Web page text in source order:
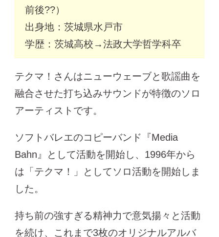
前後??）
出身地：茨城県水戸市
学歴：茨城高校→法政大学哲学科卒
テクマ！さんはニューウェーブと歌謡曲を
融合させた打ち込みサウンドが特徴のソロ
アーティストです。
ソフトバレエのコピーバンド『Media
Bahn』として活動を開始し、1996年から
は「テクマ！」としてソロ活動を開始しま
した。
持ち前の強すぎる精神力で意気揚々と活動
を続け、これまで3枚のオリジナルアルバ